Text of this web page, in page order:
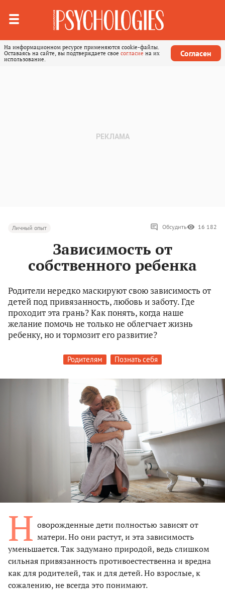
На информационном ресурсе применяются cookie-файлы.
Оставаясь на сайте, вы подтверждаете свое согласие на их
использование.
Согласен
Личный опыт Обсудить 16 182
Зависимость от
собственного ребенка
Родители нередко маскируют свою зависимость от
детей под привязанность, любовь и заботу. Где
проходит эта грань? Как понять, когда наше
желание помочь не только не облегчает жизнь
ребенку, но и тормозит его развитие?
Родителям Познать себя
Н оворожденные дети полностью зависят от
матери. Но они растут, и эта зависимость
уменьшается. Так задумано природой, ведь слишком
сильная привязанность противоестественна и вредна
как для родителей, так и для детей. Но взрослые, к
сожалению, не всегда это понимают.